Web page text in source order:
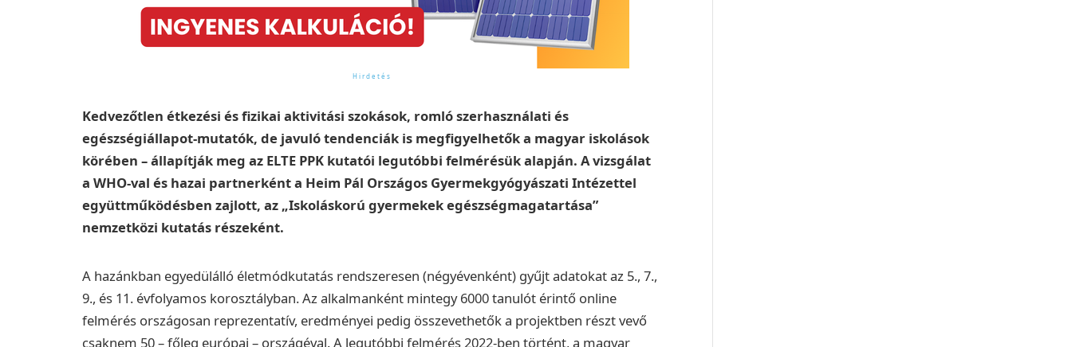
Kedvezőtlen étkezési és fizikai aktivitási szokások, romló szerhasználati és
egészségiállapot-mutatók, de javuló tendenciák is megfigyelhetők a magyar iskolások
körében – állapítják meg az ELTE PPK kutatói legutóbbi felmérésük alapján. A vizsgálat
a WHO-val és hazai partnerként a Heim Pál Országos Gyermekgyógyászati Intézettel
együttműködésben zajlott, az „Iskoláskorú gyermekek egészségmagatartása”
nemzetközi kutatás részeként.
A hazánkban egyedülálló életmódkutatás rendszeresen (négyévenként) gyűjt adatokat az 5., 7.,
9., és 11. évfolyamos korosztályban. Az alkalmanként mintegy 6000 tanulót érintő online
felmérés országosan reprezentatív, eredményei pedig összevethetők a projektben részt vevő
csaknem 50 – főleg európai – országéval. A legutóbbi felmérés 2022-ben történt, a magyar